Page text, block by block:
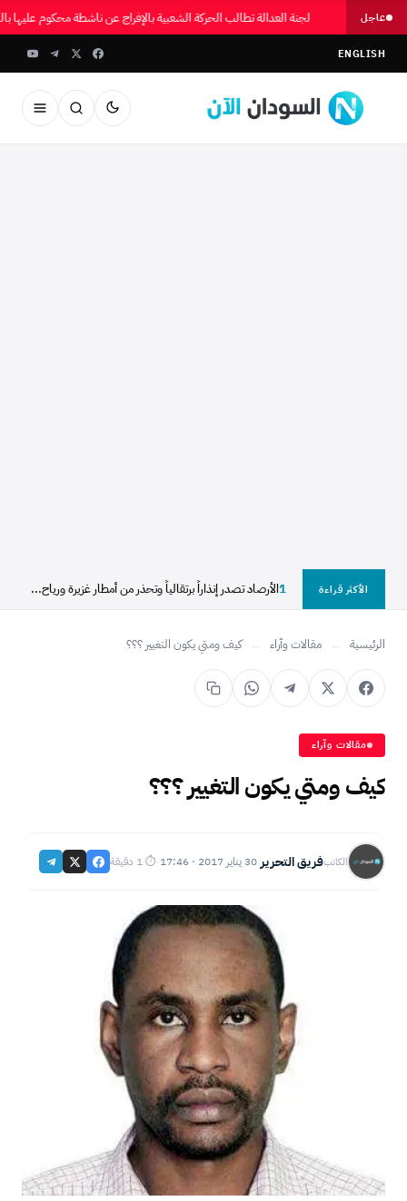
عاجل لجنة العدالة تطالب الحركة الشعبية بالإفراج عن ناشطة محكوم عليها
ENGLISH
الأكثر قراءة 1الأرصاد تصدر إنذاراً برتقالياً وتحذر من أمطار غزيرة ورياح...
الرئيسية ← مقالات وآراء ← كيف ومتي يكون التغيير ؟؟؟
مقالات وآراء
كيف ومتي يكون التغيير ؟؟؟
الكاتبفريق التحرير·30 يناير 2017 · 17:46 ·⏱ 1 دقيقة